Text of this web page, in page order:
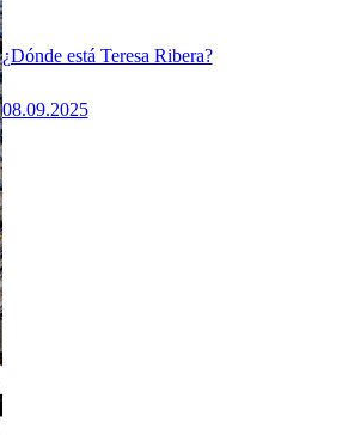
¿Dónde está Teresa Ribera?
08.09.2025